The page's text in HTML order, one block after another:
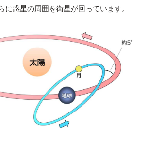
に惑星の周囲を衛星が回っています。